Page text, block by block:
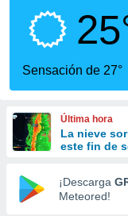
que se
calidad.
a este
las
y
forma
digital
basada
Sensación de 27°
Última hora
La nieve
este fin de
¡Descarga
Meteored!